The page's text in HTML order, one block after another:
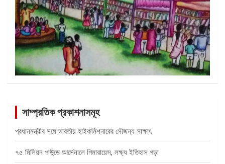
সাম্প্রতিক প্রকাশনাসমূহ
প্রধানমন্ত্রীর সঙ্গে ভারতীয় হাইকমিশনারের সৌজন্য সাক্ষাৎ
৭৫ মিলিয়ন পাউন্ডে আর্সেনালে গিমারায়েস, লক্ষ্য ইতিহাস গড়া